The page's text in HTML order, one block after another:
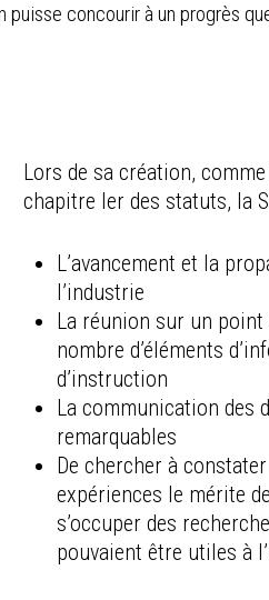
concourir à un progrès
Lors de sa création, comme
chapitre Ier des statuts, la
L’avancement et la
l’industrie
La réunion sur un point
nombre d’éléments
d’instruction
La communication des
remarquables
De chercher à
expériences le mérite
s’occuper des
pouvaient être utiles à